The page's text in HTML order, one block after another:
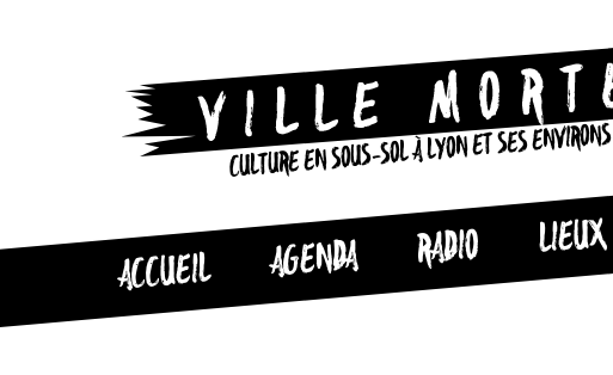
CULTURE EN SOUS-SOL À LYON ET SES ENVIRONS
ACCUEIL AGENDA RADIO LIEUX